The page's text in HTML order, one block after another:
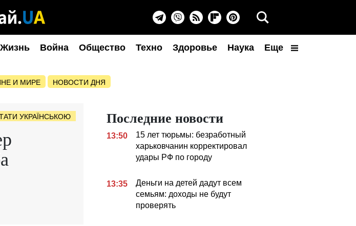
Жизнь Война Общество Техно Здоровье Наука Еще
И МИРЕ НОВОСТИ ДНЯ
УКРАЇНСЬКОЮ Последние новости
13:50
15 лет тюрьмы: безработный
харьковчанин корректировал
удары РФ по городу
13:35
Деньги на детей дадут всем
семьям: доходы не будут
проверять